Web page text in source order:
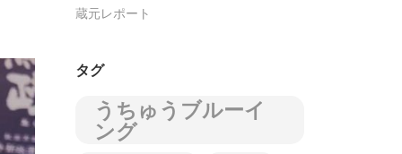
蔵元レポート
タグ
うちゅうブルーイ
ング